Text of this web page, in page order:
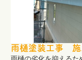
雨樋塗装工事 施
雨樋の劣化を抑えるた